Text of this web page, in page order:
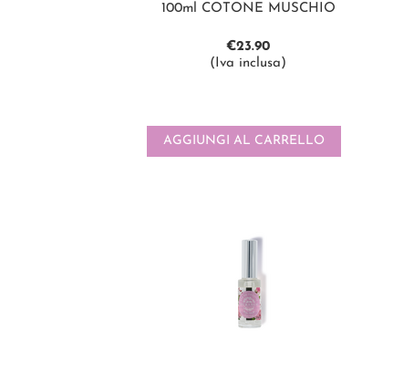
100ml COTONE MUSCHIO
€23.90
(Iva inclusa)
AGGIUNGI AL CARRELLO